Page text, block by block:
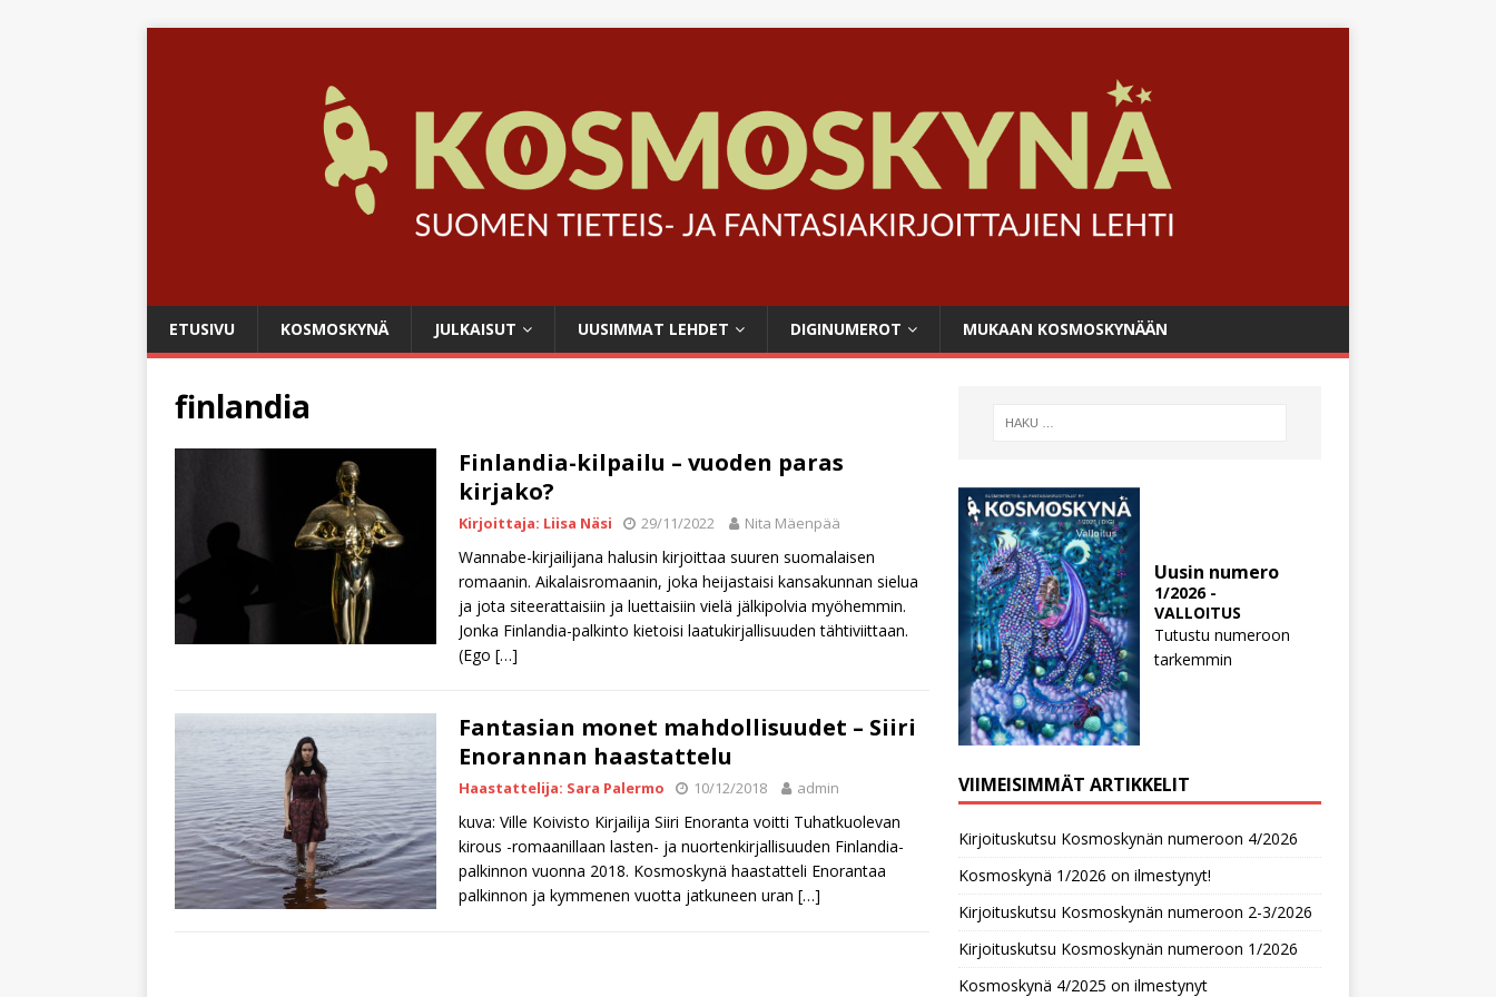
ETUSIVU KOSMOSKYNÄ JULKAISUT UUSIMMAT LEHDET DIGINUMEROT MUKAAN KOSMOSKYNÄÄN
finlandia
Finlandia-kilpailu – vuoden paras
kirjako?
Kirjoittaja: Liisa Näsi 29/11/2022 Nita Mäenpää
Wannabe-kirjailijana halusin kirjoittaa suuren suomalaisen
romaanin. Aikalaisromaanin, joka heijastaisi kansakunnan sielua
ja jota siteerattaisiin ja luettaisiin vielä jälkipolvia myöhemmin.
Jonka Finlandia-palkinto kietoisi laatukirjallisuuden tähtiviittaan.
(Ego […]
Fantasian monet mahdollisuudet – Siiri
Enorannan haastattelu
Haastattelija: Sara Palermo 10/12/2018 admin
kuva: Ville Koivisto Kirjailija Siiri Enoranta voitti Tuhatkuolevan
kirous -romaanillaan lasten- ja nuortenkirjallisuuden Finlandia-
palkinnon vuonna 2018. Kosmoskynä haastatteli Enorantaa
palkinnon ja kymmenen vuotta jatkuneen uran […]
Uusin numero
1/2026 -
VALLOITUS
Tutustu numeroon
tarkemmin
VIIMEISIMMÄT ARTIKKELIT
Kirjoituskutsu Kosmoskynän numeroon 4/2026
Kosmoskynä 1/2026 on ilmestynyt!
Kirjoituskutsu Kosmoskynän numeroon 2-3/2026
Kirjoituskutsu Kosmoskynän numeroon 1/2026
Kosmoskynä 4/2025 on ilmestynyt